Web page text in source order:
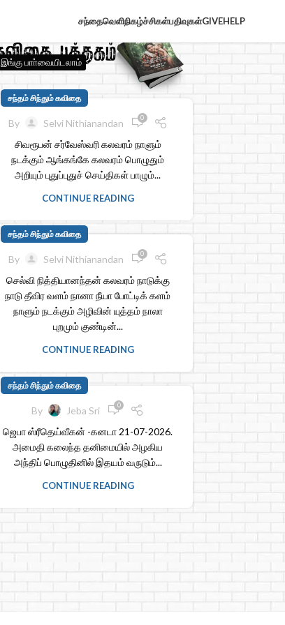
சந்தைவெளிநிகழ்ச்சிகள்பதிவுகள்GIVEHELP
இங்கு பாா்வையிடலாம்
சந்தம் சிந்தும் கவிதை
By Selvi Nithianandan 0
சிவரூபன் சர்வேஸ்வரி கலவரம் நாளும்
நடக்கும் ஆங்கங்கே கலவரம் பொழுதும்
அறியும் புதுப்புதுச் செய்திகள் பாழும்...
CONTINUE READING
சந்தம் சிந்தும் கவிதை
By Selvi Nithianandan 0
செல்வி நித்தியானந்தன் கலவரம் நாடுக்கு
நாடு தீவிர வளம் நானா நீயா போட்டிக் களம்
நாளும் நடக்கும் அழிவின் யுத்தம் நாலா
புறமும் குண்டின்...
CONTINUE READING
சந்தம் சிந்தும் கவிதை
By Jeba Sri 0
ஜெபா ஸ்ரீதெய்வீகன் -கனடா 21-07-2026.
அமைதி கலைந்த தனிமையில் அழகிய
அந்திப் பொழுதினில் இதயம் வருடும்...
CONTINUE READING